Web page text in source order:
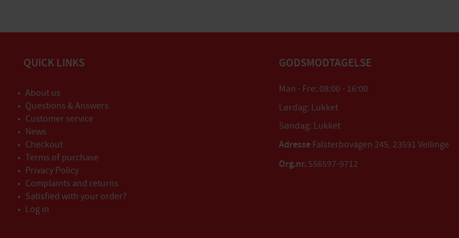
QUICK LINKS
About us
Questions & Answers
Customer service
News
Checkout
Terms of purchase
Privacy Policy
Complaints and returns
Satisfied with your order?
Log in
GODSMODTAGELSE
Man - Fre: 08:00 - 16:00
Lørdag: Lukket
Søndag: Lukket
AdresseFalsterbovägen 245, 23591 Vellinge
Org.nr. 556597-9712